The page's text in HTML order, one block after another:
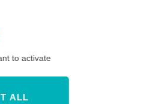
vous du 12
fois par
to activate
ALL